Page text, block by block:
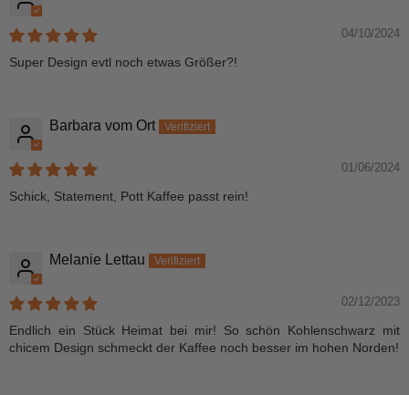
04/10/2024
Super Design evtl noch etwas Größer?!
Barbara vom Ort
01/06/2024
Schick, Statement, Pott Kaffee passt rein!
Melanie Lettau
02/12/2023
Endlich ein Stück Heimat bei mir! So schön Kohlenschwarz mit
chicem Design schmeckt der Kaffee noch besser im hohen Norden!